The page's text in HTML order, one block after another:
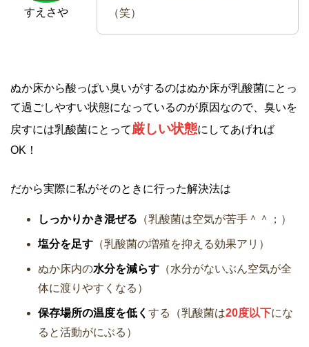
すえさや
（笑）
ぬか床から酸っぱい臭いがするのはぬか床が乳酸菌にとっ
て過ごしやすい状態になっているのが原因なので、臭いを
戻すには乳酸菌にとって厳しい状態にしてあげれば
OK！
だから実際に私がそのときに行った解決法は
しっかりかき混ぜる （乳酸菌は空気が苦手＾＾；）
塩分を足す （乳酸菌の増殖を抑える効果アリ）
ぬか床内の水分を減らす （水分がないぶん空気が全
体に渡りやすくなる）
保存場所の温度を低く する（乳酸菌は20度以下にな
ると活動がにぶる）